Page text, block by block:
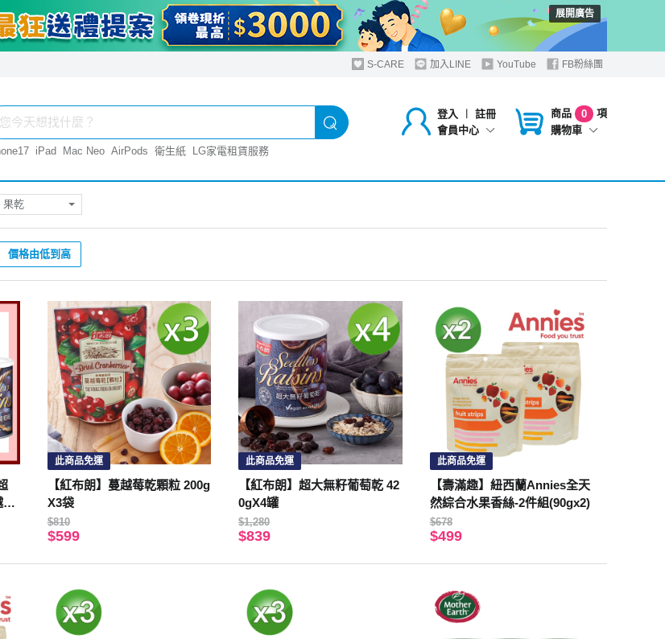
展開廣告
S-CARE 加入LINE YouTube FB粉絲團
登入 ︱
註冊
會員中心
商品 0
項
購物車
iPad Mac Neo AirPods 衛生紙 LG家電租賃服務
果乾
價格由低到高
莓
此商品免運
【紅布朗】蔓越莓乾顆粒 200g
X3袋
$810
$599
此商品免運
【紅布朗】超大無籽葡萄乾 42
0gX4罐
$1,280
$839
此商品免運
【壽滿趣】紐西蘭Annies全天
然綜合水果香絲-2件組(90gx2)
$678
$499